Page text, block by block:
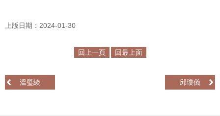
服
別
平
上版日期：2024-01-30
回上一頁 回最上面
溫璧綾 邱瓊儀